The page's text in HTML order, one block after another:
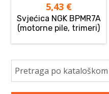
5,43 €
Svjećica NGK BPMR7A
(motorne pile, trimeri)